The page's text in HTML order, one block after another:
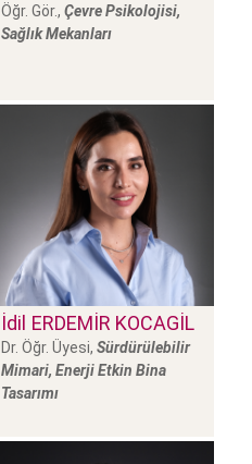
Öğr. Gör., Çevre Psikolojisi,
Sağlık Mekanları
İdil ERDEMİR KOCAGİL
Dr. Öğr. Üyesi, Sürdürülebilir
Mimari, Enerji Etkin Bina
Tasarımı